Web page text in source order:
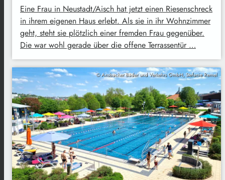
Eine Frau in Neustadt/Aisch hat jetzt einen Riesenschreck
in ihrem eigenen Haus erlebt. Als sie in ihr Wohnzimmer
geht, steht sie plötzlich einer fremden Frau gegenüber.
Die war wohl gerade über die offene Terrassentür …
© Ansbacher Bäder und Verkehrs GmbH, Stefanie Remel